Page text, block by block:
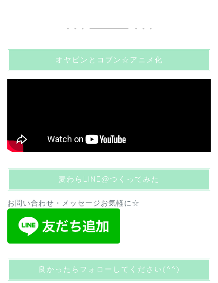
オヤビンとコブン☆アニメ化
麦わらLINE@つくってみた
お問い合わせ・メッセージお気軽に☆
良かったらフォローしてください(^^)